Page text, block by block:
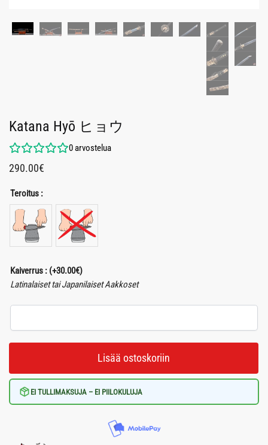
Katana Hyō ヒョウ
0arvostelua
290.00€
Teroitus :
Kaiverrus : (+30.00€)
Latinalaiset tai Japanilaiset Aakkoset
Lisää ostoskoriin
EI TULLIMAKSUJA – EI PIILOKULUJA